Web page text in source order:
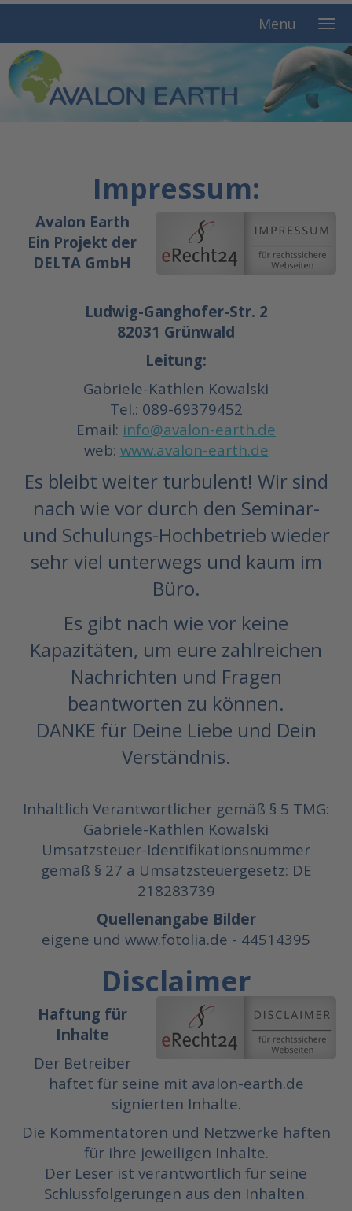
Menu
Impressum:
Avalon Earth
Ein Projekt der
DELTA GmbH
Ludwig-Ganghofer-Str. 2
82031 Grünwald
Leitung:
Gabriele-Kathlen Kowalski
Tel.: 089-69379452
Email: info@avalon-earth.de
web: www.avalon-earth.de
Es bleibt weiter turbulent! Wir sind
nach wie vor durch den Seminar-
und Schulungs-Hochbetrieb wieder
sehr viel unterwegs und kaum im
Büro.
Es gibt nach wie vor keine
Kapazitäten, um eure zahlreichen
Nachrichten und Fragen
beantworten zu können.
DANKE für Deine Liebe und Dein
Verständnis.
Inhaltlich Verantwortlicher gemäß § 5 TMG:
Gabriele-Kathlen Kowalski
Umsatzsteuer-Identifikationsnummer
gemäß § 27 a Umsatzsteuergesetz: DE
218283739
Quellenangabe Bilder
eigene und www.fotolia.de - 44514395
Disclaimer
Haftung für
Inhalte
Der Betreiber
haftet für seine mit avalon-earth.de
signierten Inhalte.
Die Kommentatoren und Netzwerke haften
für ihre jeweiligen Inhalte.
Der Leser ist verantwortlich für seine
Schlussfolgerungen aus den Inhalten.